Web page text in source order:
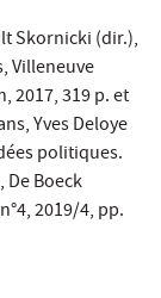
Skornicki (dir.),
Villeneuve
2017, 319 p. et
Yves Deloye
politiques.
Boeck
2019/4, pp.